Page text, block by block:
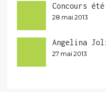
Concours
28 mai 2013
Angelina
27 mai 2013